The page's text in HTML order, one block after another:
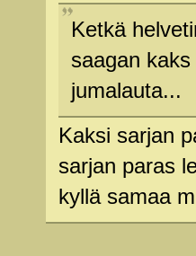
Ketkä
saagan
jumalauta...
Kaksi sarjan
sarjan paras
kyllä samaa